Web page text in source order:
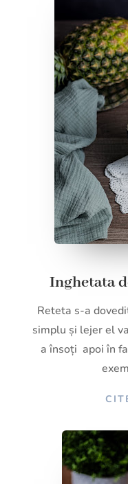
Inghetata
Reteta s-a
simplu și lejer el
a însoți apoi în